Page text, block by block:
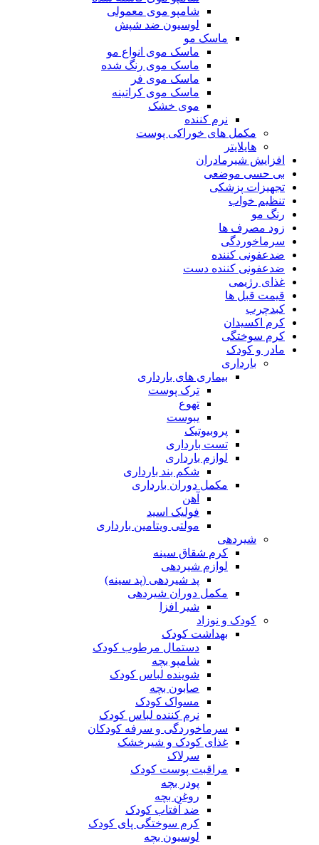
شامپو موی معمولی
لوسیون ضد شپش
ماسک مو
ماسک موی انواع مو
ماسک موی رنگ شده
ماسک موی فر
ماسک موی کراتینه
موی خشک
نرم کننده
مکمل های خوراکی پوست
هایلایتر
افزایش شیرمادران
بی حسی موضعی
تجهیزات پزشکی
تنظیم خواب
رنگ مو
زود مصرف ها
سرماخوردگی
ضدعفونی کننده
ضدعفونی کننده دست
غذای رژیمی
قیمت قبل ها
کبدچرب
کرم اکسیدان
کرم سوختگی
مادر و کودک
بارداری
بیماری های بارداری
ترک پوست
تهوع
یبوست
پروبیوتیک
تست بارداری
لوازم بارداری
شکم بند بارداری
مکمل دوران بارداری
آهن
فولیک اسید
مولتی ویتامین بارداری
شیردهی
کرم شقاق سینه
لوازم شیردهی
پد شیردهی (پد سینه)
مکمل دوران شیردهی
شیر افزا
کودک و نوزاد
بهداشت کودک
دستمال مرطوب کودک
شامپو بچه
شوینده لباس کودک
صابون بچه
مسواک کودک
نرم کننده لباس کودک
سرماخوردگی و سرفه کودکان
غذای کودک و شیرخشک
سرلاک
مراقبت پوست کودک
پودر بچه
روغن بچه
ضد آفتاب کودک
کرم سوختگی پای کودک
لوسیون بچه